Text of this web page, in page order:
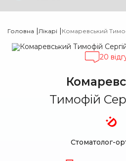
Головна |Лікарі | Комаревський
20
Тимофій
Стоматолог-